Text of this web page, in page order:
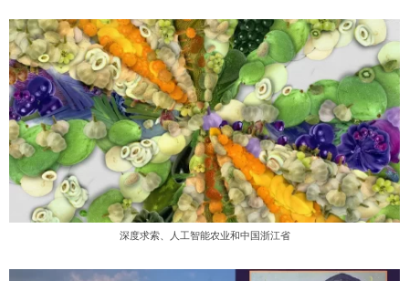
深度求索、人工智能农业和中国浙江省